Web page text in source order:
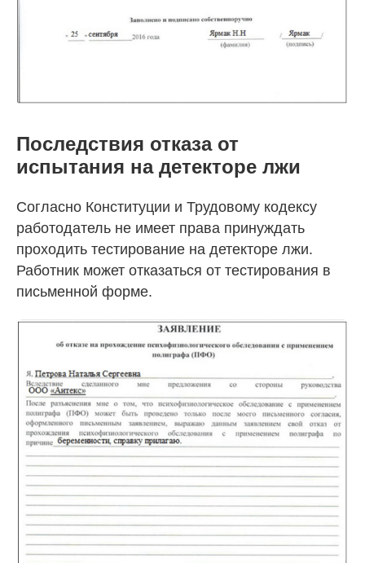
Последствия отказа от
испытания на детекторе лжи
Согласно Конституции и Трудовому кодексу
работодатель не имеет права принуждать
проходить тестирование на детекторе лжи.
Работник может отказаться от тестирования в
письменной форме.